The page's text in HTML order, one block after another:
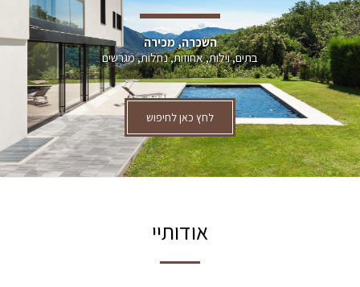
השכרה, מכירה
בתים, וילות, אחוזות, נחלות, מגרשים
לחץ כאן לחיפוש
אודותיי